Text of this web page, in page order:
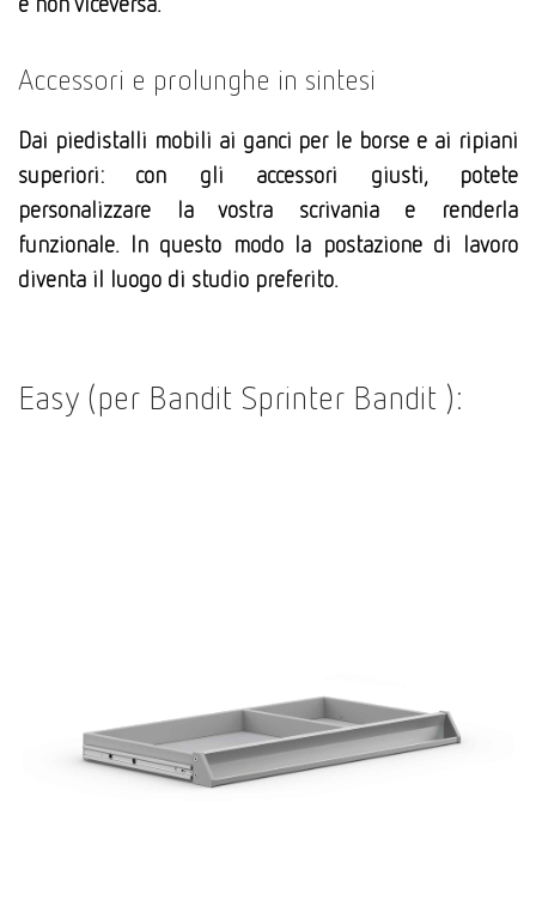
Accessori e prolunghe in sintesi
Dai piedistalli mobili ai ganci per le borse e ai ripiani
superiori: con gli accessori giusti, potete
personalizzare la vostra scrivania e renderla
funzionale. In questo modo la postazione di lavoro
diventa il luogo di studio preferito.
Easy (per Bandit Sprinter Bandit ):